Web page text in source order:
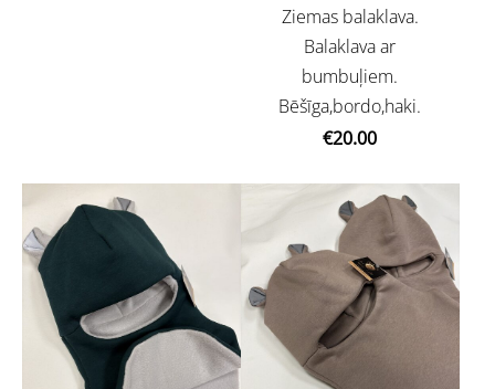
Ziemas balaklava.
Balaklava ar
bumbuļiem.
Bēšīga,bordo,haki.
€20.00